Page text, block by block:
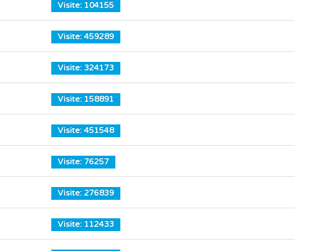
Visite: 104155
Visite: 459289
Visite: 324173
Visite: 158891
Visite: 451548
Visite: 76257
Visite: 276839
Visite: 112433